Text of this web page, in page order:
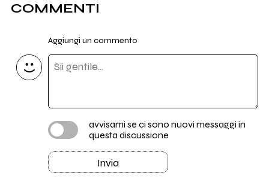
COMMENTI
Aggiungi un commento
avvisami se ci sono nuovi messaggi in
questa discussione
Invia